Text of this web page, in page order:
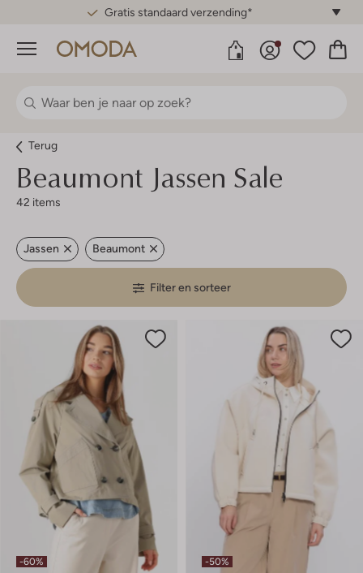
Gratis standaard verzending*
Menu
Terug
Beaumont Jassen Sale
42 items
Jassen Beaumont
Filter en sorteer
-60% -50%